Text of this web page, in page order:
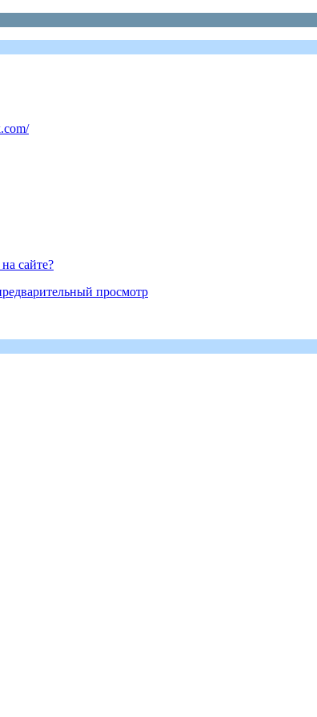
сайте?
просмотр